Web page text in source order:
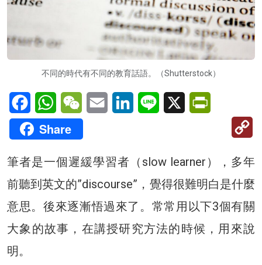
不同的時代有不同的教育話語。（Shutterstock）
FacebookWhatsAppWeChatEmail LinkedInLine X
Share
筆者是一個遲緩學習者（slow learner），多年
前聽到英文的”discourse”，覺得很難明白是什麼
意思。後來逐漸悟過來了。常常用以下3個有關
大象的故事，在講授研究方法的時候，用來說
明。